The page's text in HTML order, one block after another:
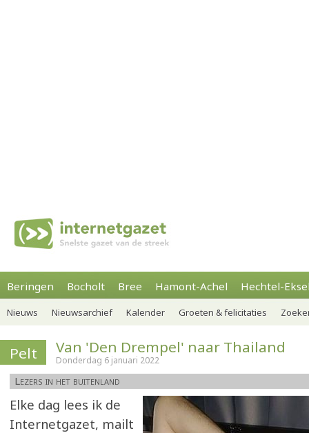
Beringen Bocholt Bree Hamont-Achel Hechtel-
Nieuws Nieuwsarchief Kalender Groeten & felicitaties
Pelt Van 'Den Drempel' naar Thailand
Donderdag 6 januari 2022
Lezers in het buitenland
Elke dag lees ik de
Internetgazet, mailt